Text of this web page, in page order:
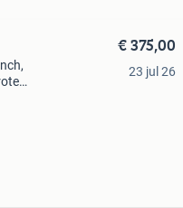
€ 375,00
23 jul 26